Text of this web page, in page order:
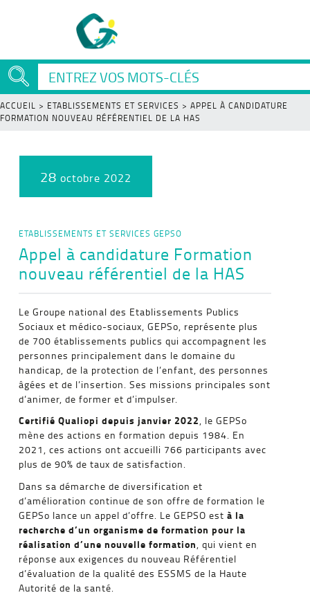
ACCUEIL > ETABLISSEMENTS ET SERVICES > APPEL À CANDIDATURE
FORMATION NOUVEAU RÉFÉRENTIEL DE LA HAS
28 octobre 2022
ETABLISSEMENTS ET SERVICES GEPSO
Appel à candidature Formation
nouveau référentiel de la HAS
Le Groupe national des Etablissements Publics
Sociaux et médico-sociaux, GEPSo, représente plus
de 700 établissements publics qui accompagnent les
personnes principalement dans le domaine du
handicap, de la protection de l’enfant, des personnes
âgées et de l’insertion. Ses missions principales sont
d’animer, de former et d’impulser.
Certifié Qualiopi depuis janvier 2022, le GEPSo
mène des actions en formation depuis 1984. En
2021, ces actions ont accueilli 766 participants avec
plus de 90% de taux de satisfaction.
Dans sa démarche de diversification et
d’amélioration continue de son offre de formation le
GEPSo lance un appel d’offre. Le GEPSO està la
recherche d’un organisme de formation pour la
réalisation d’une nouvelle formation, qui vient en
réponse aux exigences du nouveau Référentiel
d’évaluation de la qualité des ESSMS de la Haute
Autorité de la santé.